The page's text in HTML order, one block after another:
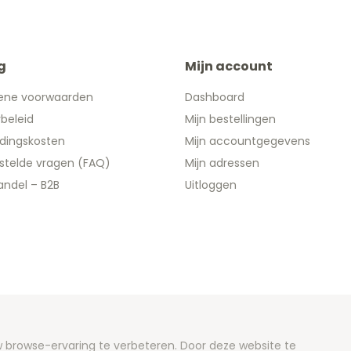
voorwaarden
vragen (FAQ)
– B2B
Mijn account
Dashboard
Mijn bestellingen
Mijn accountgegevens
Mijn adressen
Uitloggen
ervaring te verbeteren. Door deze website te